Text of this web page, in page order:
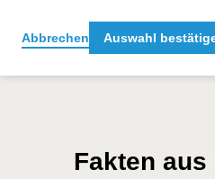
Fakten
Abbrechen Auswahl